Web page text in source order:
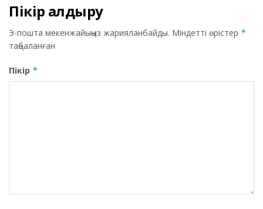
Пікір қалдыру
Э-пошта мекенжайыңыз жарияланбайды. Міндетті өрістер *
таңбаланған
Пікір *